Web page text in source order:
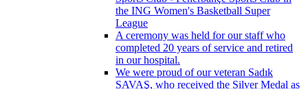
the ING Women's Basketball Super
League
A ceremony was held for our staff who
completed 20 years of service and retired
in our hospital.
We were proud of our veteran Sadık
SAVAŞ, who received the Silver Medal as